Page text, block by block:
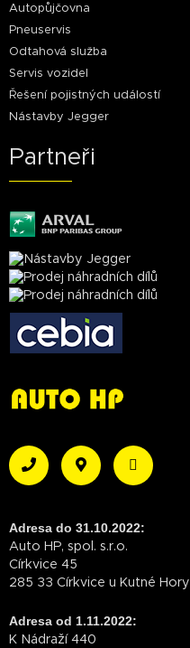
Autopůjčovna
Pneuservis
Odtahová služba
Servis vozidel
Řešení pojistných událostí
Nástavby Jegger
Partneři
Adresa do 31.10.2022:
Auto HP, spol. s.r.o.
Církvice 45
285 33 Církvice u Kutné Hory
Adresa od 1.11.2022:
K Nádraží 440